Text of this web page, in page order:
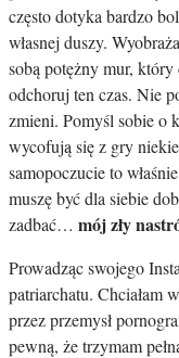
często dotyka bardzo
własnej duszy.
sobą potężny mur,
odchoruj ten czas. Nie
zmieni. Pomyśl sobie o
wycofują się z gry
samopoczucie to
muszę być dla siebie
zadbać… mój zły
Prowadząc swojego
patriarchatu. Chciałam
przez przemysł
pewną, że trzymam